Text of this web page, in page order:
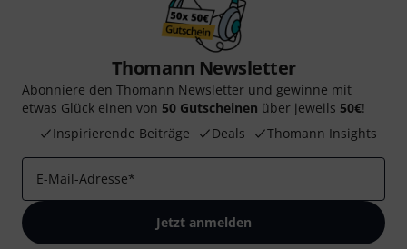
Thomann Newsletter
Abonniere den Thomann Newsletter und gewinne mit
etwas Glück einen von 50 Gutscheinen über jeweils 50€!
Inspirierende Beiträge
Deals Thomann Insights
E-Mail-Adresse*
Jetzt anmelden